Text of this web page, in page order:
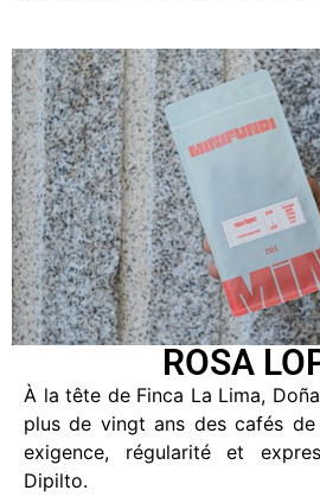
ROSA
À la tête de Finca La Lima,
plus de vingt ans des cafés
exigence, régularité et
Dipilto.